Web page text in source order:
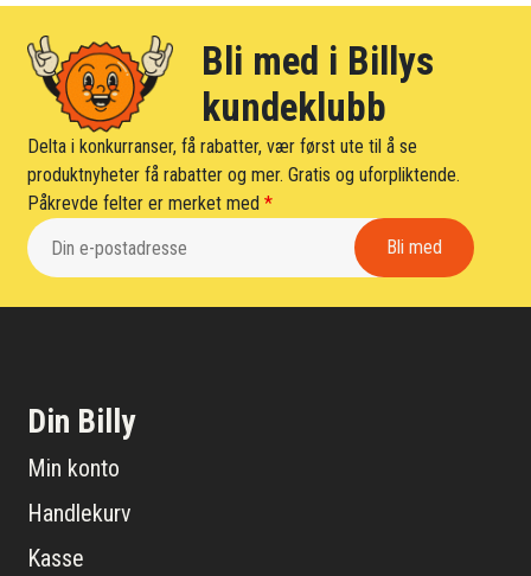
Bli med i Billys
kundeklubb
Delta i konkurranser, få rabatter, vær først ute til å se
produktnyheter få rabatter og mer. Gratis og uforpliktende.
Påkrevde felter er merket med*
Din Billy
Min konto
Handlekurv
Kasse